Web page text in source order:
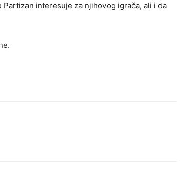
interesuje za njihovog igrača, ali i da